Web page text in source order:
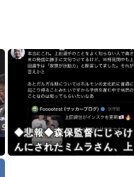
◆悲報◆森保監督にじゃけ
んにされたミムラさん、上